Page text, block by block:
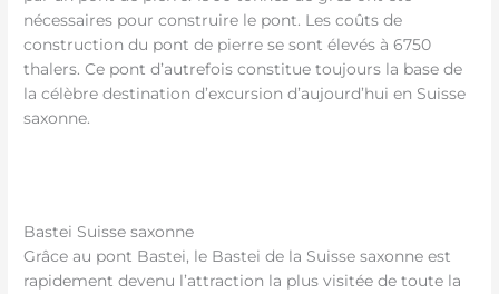
nécessaires pour construire le pont. Les coûts de
construction du pont de pierre se sont élevés à 6750
thalers. Ce pont d’autrefois constitue toujours la base de
la célèbre destination d’excursion d’aujourd’hui en Suisse
saxonne.
Bastei Suisse saxonne
Grâce au pont Bastei, le Bastei de la Suisse saxonne est
rapidement devenu l’attraction la plus visitée de toute la